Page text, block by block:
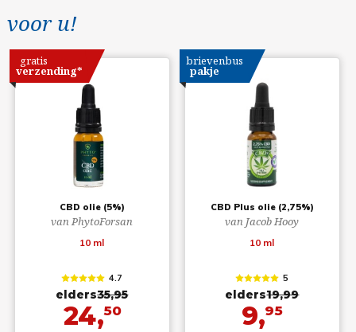
voor u!
CBD olie (5%)
van PhytoForsan
10 ml
gratis
verzending*
4.7
elders35,95
24,50
CBD Plus olie (2,75%)
van Jacob Hooy
10 ml
brievenbus
pakje
5
elders19,99
9,95